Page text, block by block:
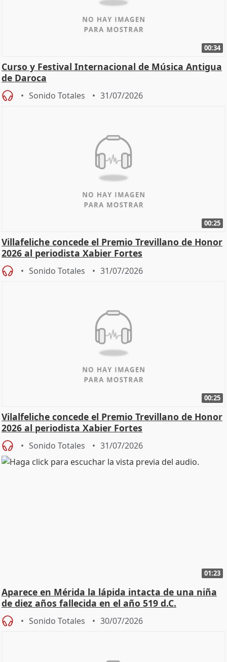
00:34
Curso y Festival Internacional de Música Antigua
de Daroca
Sonido Totales 31/07/2026
00:25
Villafeliche concede el Premio Trevillano de Honor
2026 al periodista Xabier Fortes
Sonido Totales 31/07/2026
00:25
Vilalfeliche concede el Premio Trevillano de Honor
2026 al periodista Xabier Fortes
Sonido Totales 31/07/2026
01:23
Aparece en Mérida la lápida intacta de una niña
de diez años fallecida en el año 519 d.C.
Sonido Totales 30/07/2026